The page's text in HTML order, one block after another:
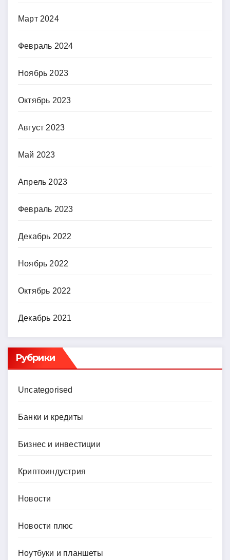
Март 2024
Февраль 2024
Ноябрь 2023
Октябрь 2023
Август 2023
Май 2023
Апрель 2023
Февраль 2023
Декабрь 2022
Ноябрь 2022
Октябрь 2022
Декабрь 2021
Рубрики
Uncategorised
Банки и кредиты
Бизнес и инвестиции
Криптоиндустрия
Новости
Новости плюс
Ноутбуки и планшеты